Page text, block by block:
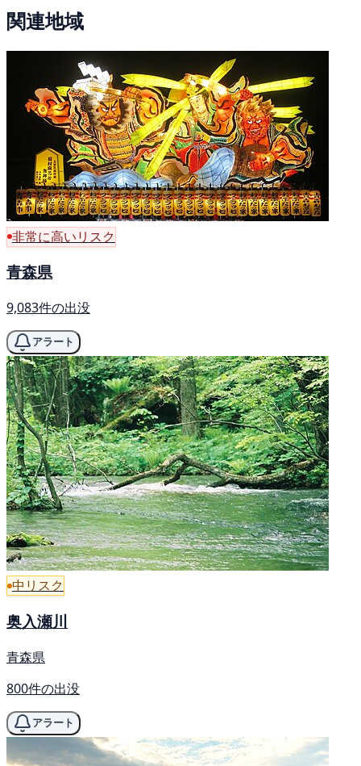
関連地域
非常に高いリスク
青森県
9,083件の出没
アラート
中リスク
奥入瀬川
青森県
800件の出没
アラート